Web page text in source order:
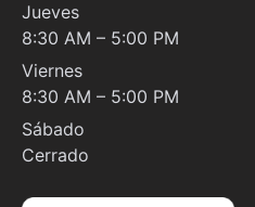
Jueves
8:30 AM – 5:00 PM
Viernes
8:30 AM – 5:00 PM
Sábado
Cerrado